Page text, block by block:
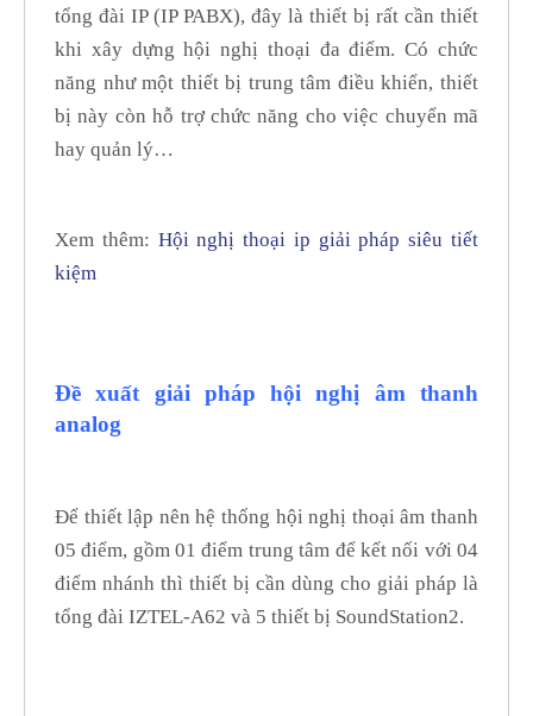
tổng đài IP (IP PABX), đây là thiết bị rất cần thiết
khi xây dựng hội nghị thoại đa điểm. Có chức
năng như một thiết bị trung tâm điều khiển, thiết
bị này còn hỗ trợ chức năng cho việc chuyển mã
hay quản lý…
Xem thêm: Hội nghị thoại ip giải pháp siêu tiết
kiệm
Đề xuất giải pháp hội nghị âm thanh
analog
Để thiết lập nên hệ thống hội nghị thoại âm thanh
05 điểm, gồm 01 điểm trung tâm để kết nối với 04
điểm nhánh thì thiết bị cần dùng cho giải pháp là
tổng đài IZTEL-A62 và 5 thiết bị SoundStation2.